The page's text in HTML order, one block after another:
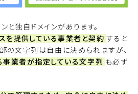
と独自ドメインがあります。
を提供している事業者と契約 すると
の文字列は自由に決められますが、
事業者が指定している文字列 も必ず